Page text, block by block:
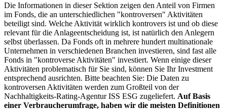
Die Informationen in dieser Sektion zeigen den Anteil von Firmen
im Fonds, die an unterschiedlichen "kontroversen" Aktivitäten
beteiligt sind. Welche Aktivität wirklich kontrovers ist und ob diese
relevant für die Anlageentscheidung ist, ist natürlich den Anlegern
selbst überlassen. Da Fonds oft in mehrere hundert multinationale
Unternehmen in verschiedenen Branchen investieren, sind fast alle
Fonds in "kontroverse Aktivitäten" investiert. Wenn einige dieser
Aktivitäten problematisch für Sie sind, können Sie Ihr Investment
entsprechend ausrichten. Bitte beachten Sie: Die Daten zu
kontroversen Aktivitäten werden zum Großteil von der
Nachhaltigkeits-Rating-Agentur ISS ESG zugeliefert. Auf Basis
einer Verbraucherumfrage, haben wir die meisten Definitionen